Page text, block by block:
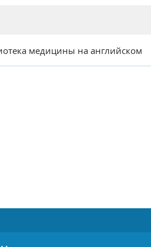
медицины на английском